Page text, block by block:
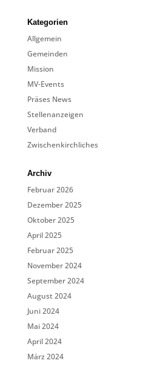
Kategorien
Allgemein
Gemeinden
Mission
MV-Events
Präses News
Stellenanzeigen
Verband
Zwischenkirchliches
Archiv
Februar 2026
Dezember 2025
Oktober 2025
April 2025
Februar 2025
November 2024
September 2024
August 2024
Juni 2024
Mai 2024
April 2024
März 2024